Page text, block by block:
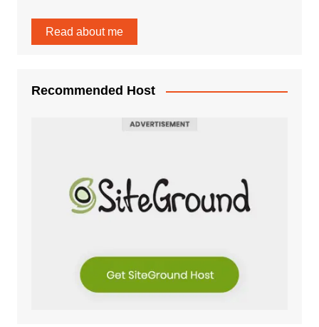
Read about me
Recommended Host